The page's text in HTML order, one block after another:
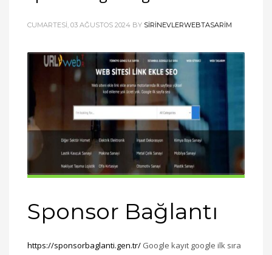
CUMARTESI, 03 AĞUSTOS 2024 BY SIRINEVLERWEBTASARIM
Sponsor Bağlantı
https://sponsorbaglanti.gen.tr/ Google kayıt google ilk sıra